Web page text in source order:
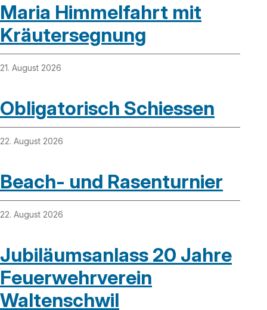
Maria Himmelfahrt mit
Kräutersegnung
Obligatorisch Schiessen
21. August 2026
Beach- und Rasenturnier
22. August 2026
Jubiläumsanlass 20 Jahre
Feuerwehrverein
Waltenschwil
22. August 2026